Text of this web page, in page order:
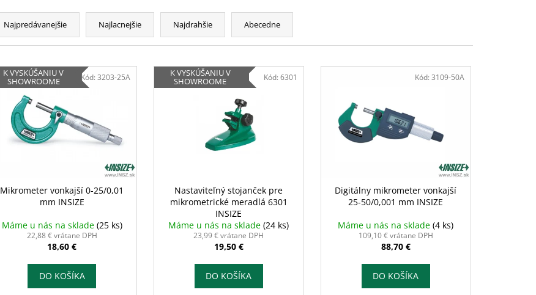
Najpredávanejšie Najlacnejšie Najdrahšie Abecedne
K VYSKÚŠANIU V
SHOWROOME
Mikrometer vonkajší 0-25/0,01
mm INSIZE
Máme u nás na sklade (25 ks)
22,88 € vrátane DPH
18,60 €
DO KOŠÍKA
Kód: 3203-25A K VYSKÚŠANIU V
SHOWROOME
Nastaviteľný stojanček pre
mikrometrické meradlá 6301
INSIZE
Máme u nás na sklade(24 ks)
23,99 € vrátane DPH
19,50 €
DO KOŠÍKA
Kód: 6301
Digitálny mikrometer vonkajší
25-50/0,001 mm INSIZE
Máme u nás na sklade(4 ks)
109,10 € vrátane DPH
88,70 €
DO KOŠÍKA
Kód: 3109-50A